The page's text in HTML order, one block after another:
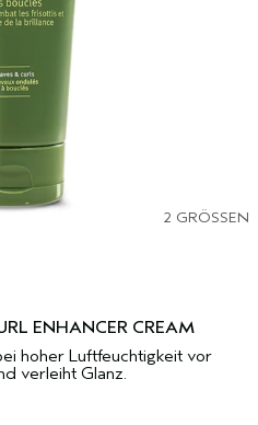
2 GRÖSSEN
ENHANCER CREAM
hoher Luftfeuchtigkeit vor
verleiht Glanz.